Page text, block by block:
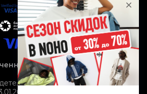
ответственностью “Нохо
о гос. регистрации №